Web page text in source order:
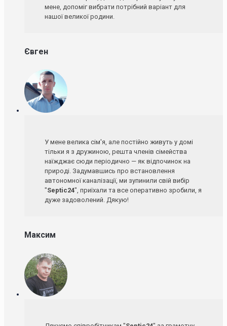
мене, допоміг вибрати потрібний варіант для
нашої великої родини.
Євген
У мене велика сім'я, але постійно живуть у домі
тільки я з дружиною, решта членів сімейства
наїжджає сюди періодично — як відпочинок на
природі. Задумавшись про встановлення
автономної каналізації, ми зупинили свій вибір
"Septic24", приїхали та все оперативно зробили, я
дуже задоволений. Дякую!
Максим